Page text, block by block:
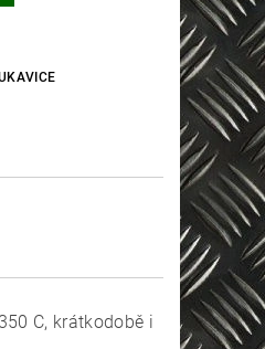
C, krátkodobě i